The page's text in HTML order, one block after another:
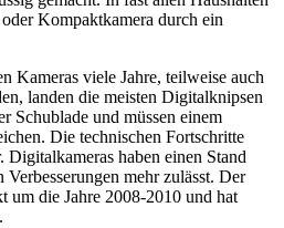
Kompaktkamera durch ein
Kameras viele Jahre, teilweise auch
landen die meisten Digitalknipsen
Schublade und müssen einem
Die technischen Fortschritte
haben einen Stand
mehr zulässt. Der
um die Jahre 2008-2010 und hat